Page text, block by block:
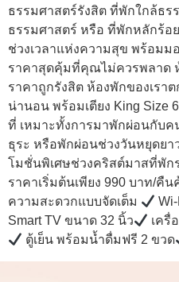
ธรรมศาสตร์รังสิต ที่พักใกล้ธ
ธรรมศาสตร์ หรือ ที่พักหลักร้อ
ช่วงเวลาแห่งความสุข พร้อม
ราคาสุดคุ้มที่คุณไม่ควรพลาด
ราคาถูกรังสิต ห้องพักของเรา
น่านอน พร้อมเตียง King Size
ที่ เหมาะทั้งการมาพักผ่อนกับค
ธุระ หรือพักผ่อนช่วงวันหยุดย
โมชั่นพิเศษช่วงคริสต์มาสที่พัก
ราคาเริ่มต้นเพียง 990 บาท/คื
ความสะดวกแบบจัดเต็ม
Smart TV ขนาด 32 นิ้ว
เครื่
ตู้เย็น พร้อมน้ำดื่มฟรี 2 ขวด